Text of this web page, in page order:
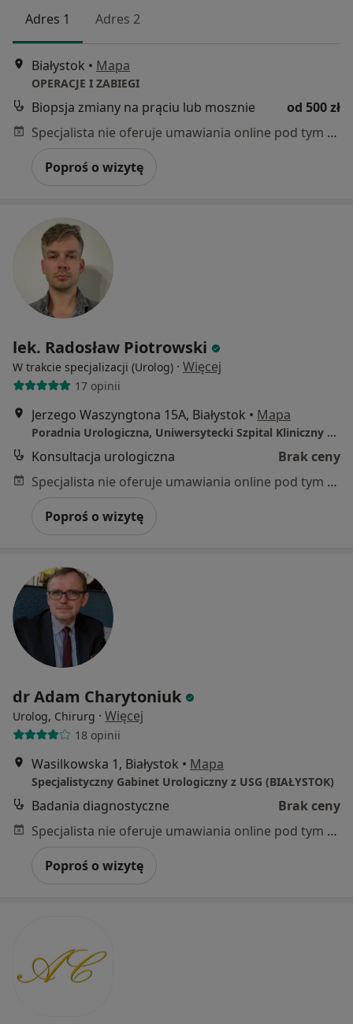
Adres 1 Adres 2
Białystok • Mapa
OPERACJE I ZABIEGI
Biopsja zmiany na prąciu lub mosznie
od 500 zł
Specjalista nie oferuje umawiania online pod tym adresem.
Poproś o wizytę
lek. Radosław Piotrowski
W trakcie specjalizacji (Urolog) · Więcej
17 opinii
Jerzego Waszyngtona 15A, Białystok • Mapa
Poradnia Urologiczna, Uniwersytecki Szpital Kliniczny w Białymstoku
Konsultacja urologiczna
Brak ceny
Specjalista nie oferuje umawiania online pod tym adresem.
Poproś o wizytę
dr Adam Charytoniuk
Urolog, Chirurg · Więcej
18 opinii
Wasilkowska 1, Białystok • Mapa
Specjalistyczny Gabinet Urologiczny z USG (BIAŁYSTOK)
Badania diagnostyczne
Brak ceny
Specjalista nie oferuje umawiania online pod tym adresem.
Poproś o wizytę